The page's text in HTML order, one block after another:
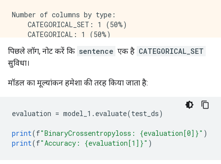
Number of columns by type:
    CATEGORICAL_SET: 1 (50%)
    CATEGORICAL: 1 (50%)
Columns:
0: "sentence" CATEGORICAL_SET has-dict vocab-
1: "__LABEL" CATEGORICAL integerized vocab-
Terminology:
nas: Number of non-available (i.e. missing)
पिछले लॉग, नोट करें कि sentence एक है CATEGORICAL_SET
सुविधा।
मॉडल का मूल्यांकन हमेशा की तरह किया जाता है:
evaluation = model_1 . evaluate(test_ds)
print(f"BinaryCrossentropyloss: {evaluation[0]}" )
print(f"Accuracy: {evaluation[1]}" )